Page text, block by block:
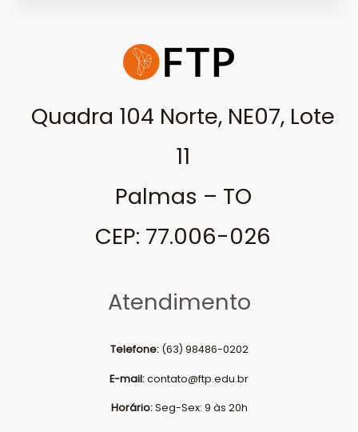
Quadra 104 Norte, NE07, Lote
11
Palmas – TO
CEP: 77.006-026
Atendimento
Telefone: (63) 98486-0202
E-mail:contato@ftp.edu.br
Horário:Seg-Sex: 9 às 20h